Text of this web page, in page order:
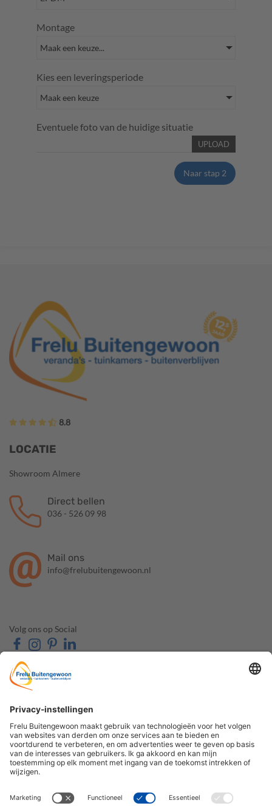
Montage
Kies een leveringsperiode
Eventuele foto van de huidige situatie
UPLOAD
Naar stap 2
8.8
LOCATIE
Showroom Almere
Direct bellen
036 - 526 09 98
Mail ons
info@frelubuitengewoon.nl
Volg ons op Social
OVER FRELU
BUITENGEWOON
Over ons
Contact & Route
Openingstijden
Veelgestelde vragen
Schuifwanden
Zonwering
De Houtzaak